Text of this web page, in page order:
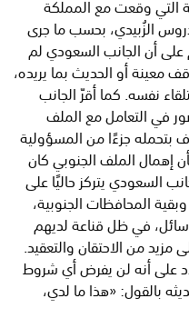
التي وقعت مع المملكة
الزُبيدي، بحسب ما جرى
على أن الجانب السعودي لم
أو الحديث بما يريده،
نفسه. كما أقرّ الجانب
في التعامل مع الملف
بتحمله جزءًا من المسؤولية
إهمال الملف الجنوبي كان
السعودي يتركز حاليًا على
المحافظات الجنوبية،
في ظل قناعة لديهم
مزيد من الاحتقان والتعقيد.
على أنه لن يفرض أي شروط
بالقول: «هذا ما لدي،